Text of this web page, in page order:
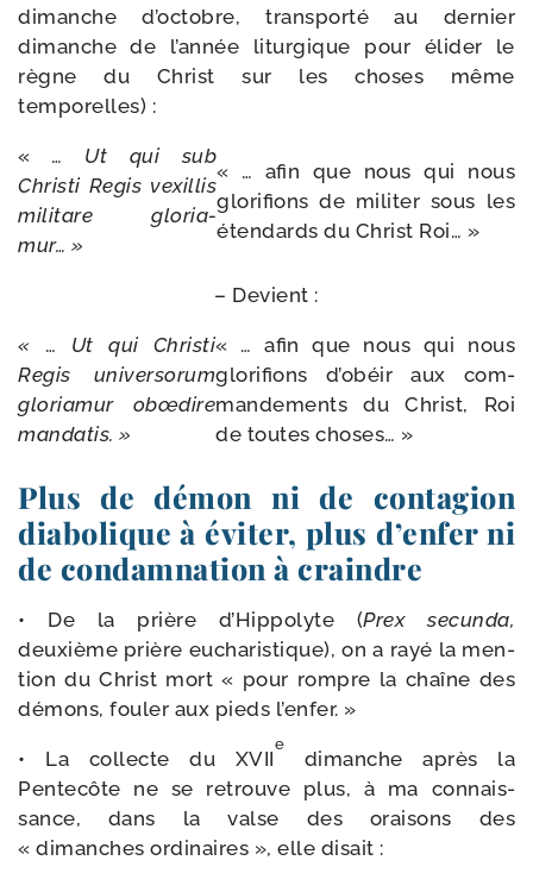
dimanche d’octobre, trans­por­té au der­nier
dimanche de l’année litur­gique pour éli­der le
règne du Christ sur les choses même
temporelles) :
«… Ut qui
sub
Christi Regis vexil­lis
mili­tare glo­ria­
mur… »
« … afin que nous qui nous
glo­ri­fions de mili­ter sous les
éten­dards du Christ Roi… »
– Devient :
« … Ut qui
Christi
Regis
uni­ver­so­rum
glo­ria­mur
obœ­dire
man­da­tis. »
« … afin que nous qui nous
glo­ri­fions d’obéir aux com­
man­de­ments du Christ, Roi
de toutes choses… »
Plus de démon ni de contagion
diabolique à éviter, plus d’enfer ni
de condamnation à craindre
• De la prière d’Hippolyte (Prex secun­da,
deuxième prière eucha­ris­tique), on a rayé la men­
tion du Christ mort « pour rompre la chaîne des
démons, fou­ler aux pieds l’enfer. »
• La col­lecte du XVII
e
dimanche après la
Pentecôte ne se retrouve plus, à ma connais­
sance, dans la valse des orai­sons des
« dimanches ordi­naires », elle disait :